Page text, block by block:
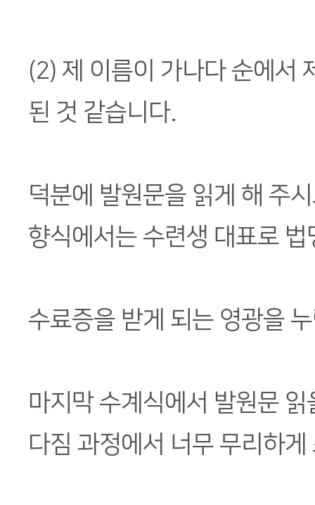
(2) 제 이름이 가나다 순에서
된 것 같습니다.
덕분에 발원문을 읽게 해 주
향식에서는 수련생 대표로 법
수료증을 받게 되는 영광을
마지막 수계식에서 발원문
다짐 과정에서 너무 무리하게